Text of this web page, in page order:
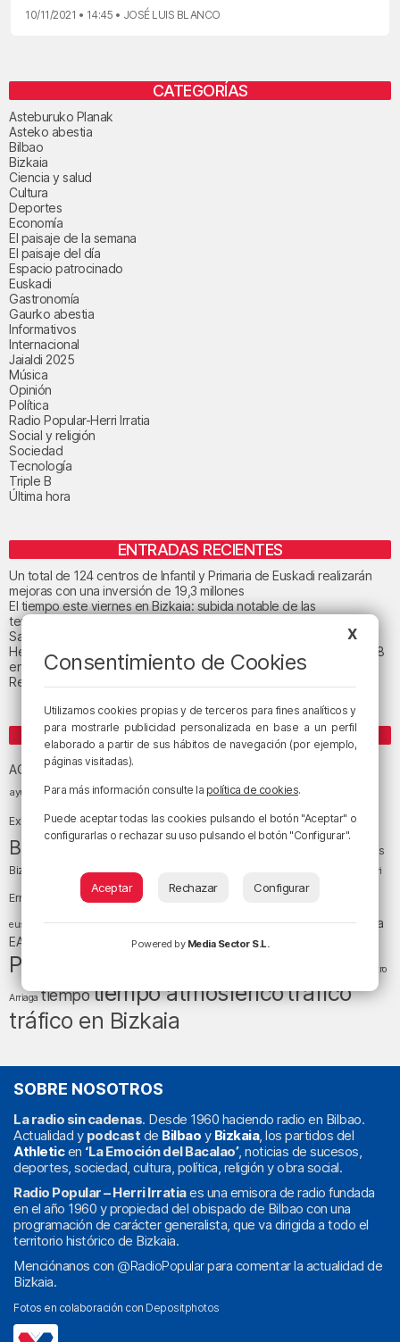
10/11/2021 • 14:45 • JOSÉ LUIS BLANCO
CATEGORÍAS
Asteburuko Planak
Asteko abestia
Bilbao
Bizkaia
Ciencia y salud
Cultura
Deportes
Economía
El paisaje de la semana
El paisaje del día
Espacio patrocinado
Euskadi
Gastronomía
Gaurko abestia
Informativos
Internacional
Jaialdi 2025
Música
Opinión
Política
Radio Popular-Herri Irratia
Social y religión
Sociedad
Tecnología
Triple B
Última hora
ENTRADAS RECIENTES
Un total de 124 centros de Infantil y Primaria de Euskadi realizarán
mejoras con una inversión de 19,3 millones
El tiempo este viernes en Bizkaia: subida notable de las
temperaturas máximas
San Juan de Gaztelugatxe cerrará el día del eclipse
Heridas dos personas en un accidente entre tres vehículos en la A8
en Muskiz
Recuperado el cuerpo sin vida de una mujer en la ría de Bilbao
ETIQUETAS
ACB Athletic Club Athletic Club de Bilbao
ayuntamiento de Bilbao baloncesto Barakaldo Basauri BEC (Bilbao
Exhibition Center) BilbaoBilbao Basket Bizkaia
Bizkaia y sus comarcas cultura
Cáritas
Bizkaia
Diócesis de Bilbao Enkarterri
Ernesto Valverde Ertzaintza Euskadi (País Vasco)
euskera fiestas fútbol Gobierno vasco juanma jubera LaLiga LaLiga
EA Sports
música noticias Osakidetza
Política Teatro
Arriaga tiempotiempo atmosféricotráfico
tráfico en Bizkaia
SOBRE NOSOTROS
La radio sin cadenas. Desde 1960 haciendo radio en Bilbao.
Actualidad y podcast de Bilbao y Bizkaia, los partidos del
Athleticen ‘La Emoción del Bacalao’, noticias de sucesos,
deportes, sociedad, cultura, política, religión y obra social.
Radio Popular – Herri Irratiaes una emisora de radio fundada
en el año 1960 y propiedad del obispado de Bilbao con una
programación de carácter generalista, que va dirigida a todo el
territorio histórico de Bizkaia.
Menciónanos con @RadioPopularpara comentar la actualidad de
Bizkaia.
Fotos en colaboración con Depositphotos
X
Consentimiento de Cookies
Utilizamos cookies propias y de terceros para fines analíticos y
para mostrarle publicidad personalizada en base a un perfil
elaborado a partir de sus hábitos de navegación (por ejemplo,
páginas visitadas).
Para más información consulte la política de cookies.
Puede aceptar todas las cookies pulsando el botón "Aceptar" o
configurarlas o rechazar su uso pulsando el botón "Configurar".
Aceptar Rechazar Configurar
Powered by Media Sector S.L.